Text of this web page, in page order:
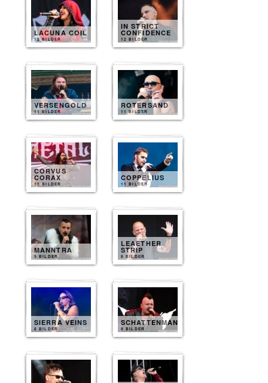
LACUNA COIL
12 BILDER
IN STRICT
CONFIDENCE
12 BILDER
VERSENGOLD
11 BILDER
ROTERSAND
11 BILDER
CORVUS
CORAX
11 BILDER
COPPELIUS
11 BILDER
MANNTRA
9 BILDER
LEAETHER
STRIP
8 BILDER
SIERRA VEINS
8 BILDER
SCHATTENMANN
8 BILDER